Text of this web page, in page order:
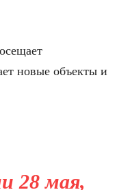
новые объекты и
28 мая,